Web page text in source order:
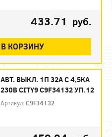
433.71 руб.
В КОРЗИНУ
АВТ. ВЫКЛ. 1П 32А С 4,5КА
230В CITY9 C9F34132 УП.12
Артикул:C9F34132